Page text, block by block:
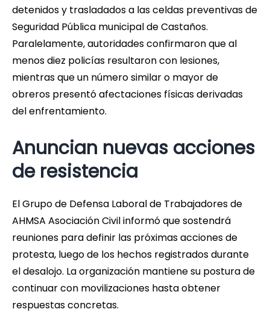
detenidos y trasladados a las celdas preventivas de
Seguridad Pública municipal de Castaños.
Paralelamente, autoridades confirmaron que al
menos diez policías resultaron con lesiones,
mientras que un número similar o mayor de
obreros presentó afectaciones físicas derivadas
del enfrentamiento.
Anuncian nuevas acciones
de resistencia
El Grupo de Defensa Laboral de Trabajadores de
AHMSA Asociación Civil informó que sostendrá
reuniones para definir las próximas acciones de
protesta, luego de los hechos registrados durante
el desalojo. La organización mantiene su postura de
continuar con movilizaciones hasta obtener
respuestas concretas.